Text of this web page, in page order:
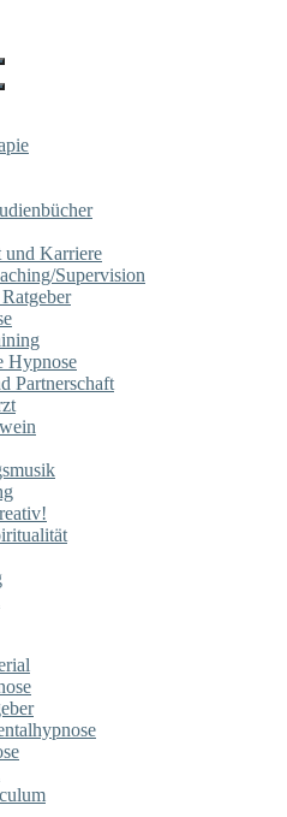
und Karriere
Supervision
Hypnose
Partnerschaft